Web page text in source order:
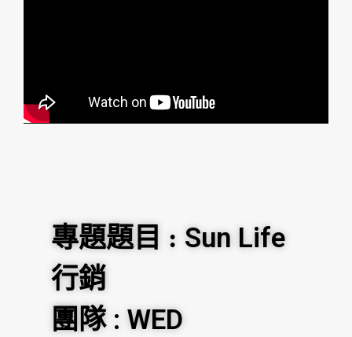
專題題目 : Sun Life
行銷
團隊 : WED